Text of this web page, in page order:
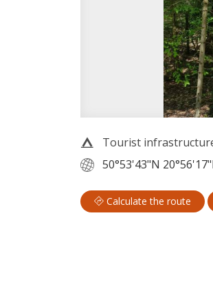
Tourist
50°53'43"N
Calculate the route